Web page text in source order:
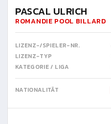
PASCAL ULRICH
ROMANDIE POOL BILLARD
LIZENZ-/SPIELER-NR.
LIZENZ-TYP
KATEGORIE / LIGA
NATIONALITÄT